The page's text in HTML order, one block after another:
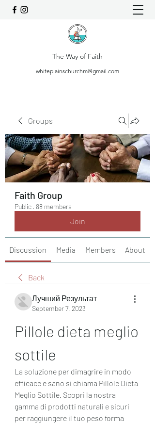
The Way of Faith
whiteplainschurchm@gmail.com
Groups
Faith Group
Public · 88 members
Join
Discussion Media Members About
Back
Лучший Результат
September 7, 2023
Pillole dieta meglio
sottile
La soluzione per dimagrire in modo
efficace e sano si chiama Pillole Dieta
Meglio Sottile. Scopri la nostra
gamma di prodotti naturali e sicuri
per raggiungere il tuo peso forma